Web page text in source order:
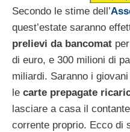
Secondo le stime dell’
quest’estate saranno
prelievi da bancomat
di euro, e 300 milioni di
miliardi. Saranno i
le carte prepagate
lasciare a casa il
corrente proprio. Ecco di